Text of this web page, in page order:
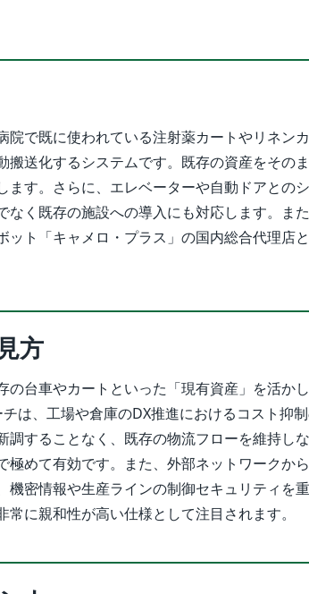
で既に使われている注射薬カートやリネンカ
送化するシステムです。既存の資産をその
ます。さらに、エレベーターや自動ドアとの
なく既存の施設への導入にも対応します。ま
ット「キャメロ・プラス」の国内総合代理店
方
台車やカートといった「現有資産」を活か
は、工場や倉庫のDX推進におけるコスト抑
調することなく、既存の物流フローを維持し
めて有効です。また、外部ネットワークか
密情報や生産ラインの制御セキュリティを
に親和性が高い仕様として注目されます。